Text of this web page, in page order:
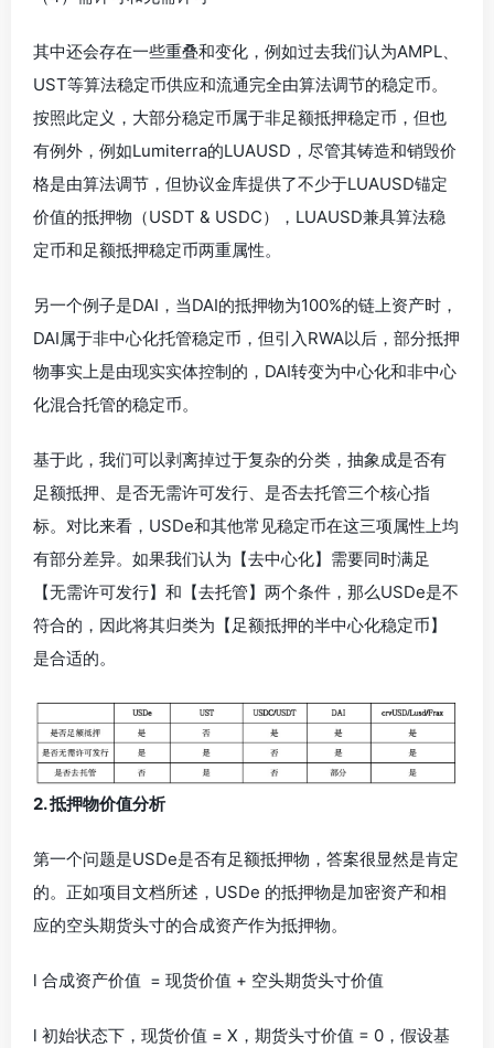
其中还会存在一些重叠和变化，例如过去我们认为AMPL、
UST等算法稳定币供应和流通完全由算法调节的稳定币。
按照此定义，大部分稳定币属于非足额抵押稳定币，但也
有例外，例如Lumiterra的LUAUSD，尽管其铸造和销毁价
格是由算法调节，但协议金库提供了不少于LUAUSD锚定
价值的抵押物（USDT & USDC），LUAUSD兼具算法稳
定币和足额抵押稳定币两重属性。
另一个例子是DAI，当DAI的抵押物为100%的链上资产时，
DAI属于非中心化托管稳定币，但引入RWA以后，部分抵押
物事实上是由现实实体控制的，DAI转变为中心化和非中心
化混合托管的稳定币。
基于此，我们可以剥离掉过于复杂的分类，抽象成是否有
足额抵押、是否无需许可发行、是否去托管三个核心指
标。对比来看，USDe和其他常见稳定币在这三项属性上均
有部分差异。如果我们认为【去中心化】需要同时满足
【无需许可发行】和【去托管】两个条件，那么USDe是不
符合的，因此将其归类为【足额抵押的半中心化稳定币】
是合适的。
2. 抵押物价值分析
第一个问题是USDe是否有足额抵押物，答案很显然是肯定
的。正如项目文档所述，USDe 的抵押物是加密资产和相
应的空头期货头寸的合成资产作为抵押物。
l 合成资产价值 = 现货价值 + 空头期货头寸价值
l 初始状态下，现货价值 = X，期货头寸价值 = 0，假设基